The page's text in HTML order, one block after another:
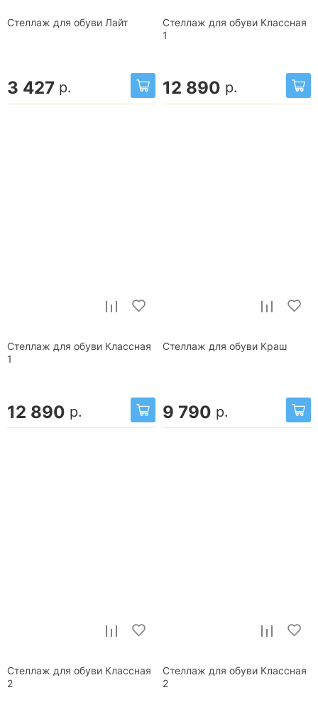
Стеллаж для обуви Лайт
3 427 р.
Стеллаж для обуви Классная
1
12 890 р.
Стеллаж для обуви Классная
1
12 890 р.
Стеллаж для обуви Краш
9 790 р.
Стеллаж для обуви Классная
2
Стеллаж для обуви Классная
2